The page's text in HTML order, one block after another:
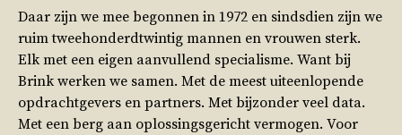
Daar zijn we mee begonnen in 1972 en sindsdien zijn we
ruim tweehonderdtwintig mannen en vrouwen sterk.
Elk met een eigen aanvullend specialisme. Want bij
Brink werken we samen. Met de meest uiteenlopende
opdrachtgevers en partners. Met bijzonder veel data.
Met een berg aan oplossingsgericht vermogen. Voor